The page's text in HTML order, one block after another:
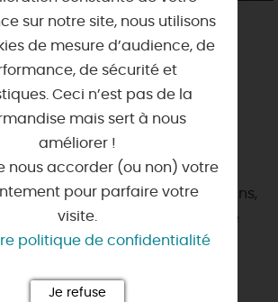
BEST WESTERN HÔTEL D'ARC
45000 - ORLEANS
l'une des artères
du centre-ville d'Orléans,
le Best Western hôtel d'Arc est une
idéale pour les séjo...
sur notre site, nous utilisons
de mesure d’audience, de
de sécurité et
Ceci n’est pas de la
mais sert à nous
améliorer !
nous accorder (ou non) votre
pour parfaire votre
visite.
politique de confidentialité
Je refuse